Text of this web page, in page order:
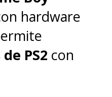
hardware
PS2 con